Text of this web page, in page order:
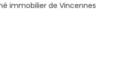
immobilier de Vincennes